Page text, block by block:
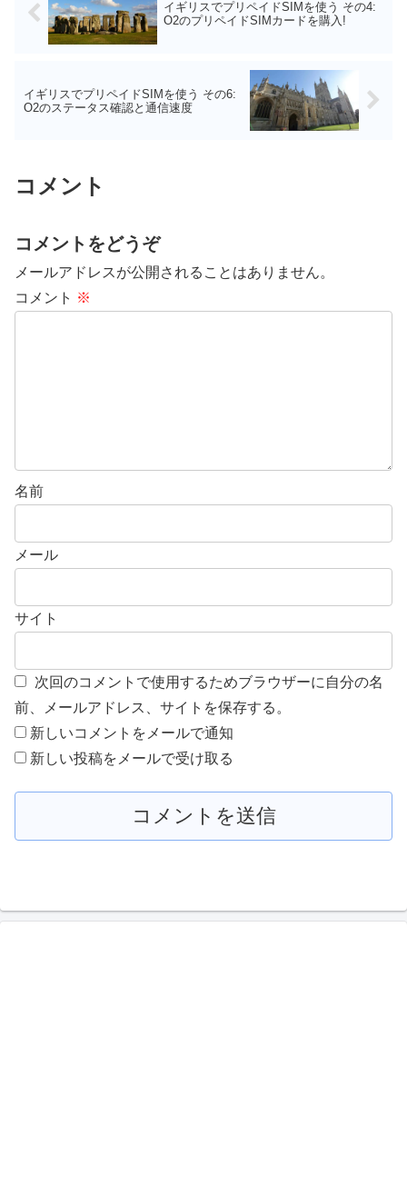
イギリスでプリペイドSIMを使う その4:
O2のプリペイドSIMカードを購入!
イギリスでプリペイドSIMを使う その6:
O2のステータス確認と通信速度
コメント
コメントをどうぞ
メールアドレスが公開されることはありません。
コメント ※
名前
メール
サイト
次回のコメントで使用するためブラウザーに自分の名
前、メールアドレス、サイトを保存する。
新しいコメントをメールで通知
新しい投稿をメールで受け取る